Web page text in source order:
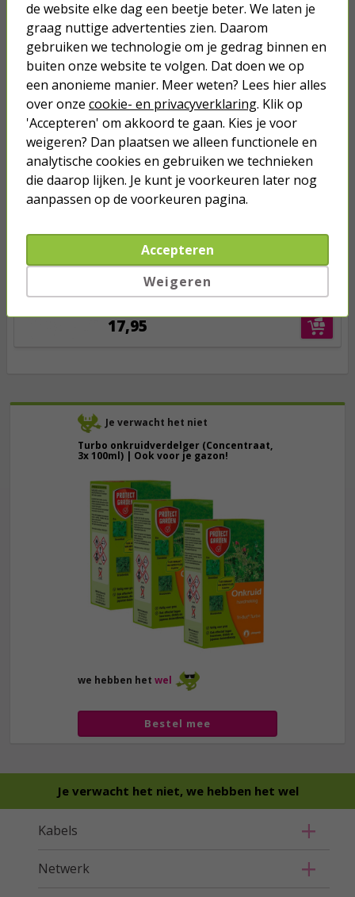
Je verwacht het niet
Turbo onkruidverdelger (Concentraat,
3x 100ml) | Ook voor je gazon!
we hebben het wel
Bestel mee
Anderen kochten ook...
Netwerkkabel | Cat6 S/FTP | 25
meter (100% koper, LSZH, Grijs)
17,95
Netwerkkabel | Cat6 S/FTP | 25
meter (100% koper, LSZH, Groen)
Netwerkkabel | Cat6 S/FTP | 25
meter (100% koper, LSZH, Zwart)
17,95
Je verwacht het niet, we hebben het wel
Kabels
Netwerk
de website elke dag een beetje beter. We laten je
graag nuttige advertenties zien. Daarom
gebruiken we technologie om je gedrag binnen en
buiten onze website te volgen. Dat doen we op
een anonieme manier. Meer weten? Lees hier alles
over onze cookie- en privacyverklaring. Klik op
'Accepteren' om akkoord te gaan. Kies je voor
weigeren? Dan plaatsen we alleen functionele en
analytische cookies en gebruiken we technieken
die daarop lijken. Je kunt je voorkeuren later nog
aanpassen op de voorkeuren pagina.
Accepteren
Weigeren